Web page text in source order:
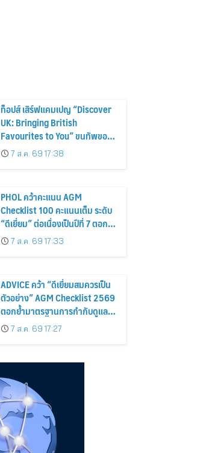
ท็อปส์ เสิร์ฟแคมเปญ “Discover
UK: Bringing British
Favourites to You” ขนทัพของ
อร่อยและไอเท็มฮิตจากสหราช
อาณาจักร ส่งตรงถึงมือตั้งแต่วัน
7 ส.ค. 69 17:38
PHOL คว้าคะแนน AGM
Checklist 100 คะแนนเต็ม ระดับ
“ดีเยี่ยม” ต่อเนื่องเป็นปีที่ 7 ตอกย้ำ
การดำเนินธุรกิจตามหลักธรรมาภิ
บาล โปร่งใส สร้างความเชื่อมั่นผู้
7 ส.ค. 69 17:33
ADVICE คว้า “ดีเยี่ยมสมควรเป็น
ตัวอย่าง” AGM Checklist 2569
ตอกย้ำมาตรฐานการกำกับดูแล
กิจการที่ดี
7 ส.ค. 69 17:27